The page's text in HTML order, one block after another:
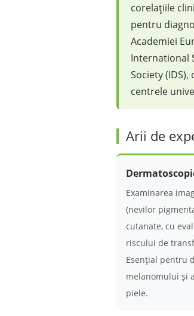
corelațiile
pentru
Academiei
International
Society
centrele
Arii de
Examinarea
(nevilor
cutanate, cu
riscului de
Esențial pentru
melanomului și
piele.